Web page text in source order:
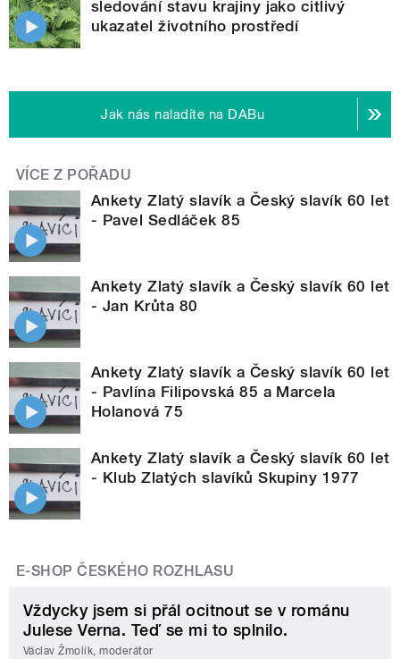
sledování stavu krajiny jako citlivý
ukazatel životního prostředí
Jak nás naladíte na DABu
VÍCE Z POŘADU
Ankety Zlatý slavík a Český slavík 60 let
- Pavel Sedláček 85
Ankety Zlatý slavík a Český slavík 60 let
- Jan Krůta 80
Ankety Zlatý slavík a Český slavík 60 let
- Pavlína Filipovská 85 a Marcela
Holanová 75
Ankety Zlatý slavík a Český slavík 60 let
- Klub Zlatých slavíků Skupiny 1977
E-SHOP ČESKÉHO ROZHLASU
Vždycky jsem si přál ocitnout se v románu
Julese Verna. Teď se mi to splnilo.
Václav Žmolík, moderátor